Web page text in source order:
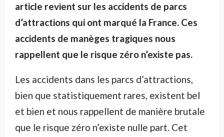
article revient sur les accidents de parcs
d’attractions qui ont marqué la France. Ces
accidents de manèges tragiques nous
rappellent que le risque zéro n’existe pas.
Les accidents dans les parcs d’attractions,
bien que statistiquement rares, existent bel
et bien et nous rappellent de manière brutale
que le risque zéro n’existe nulle part. Cet